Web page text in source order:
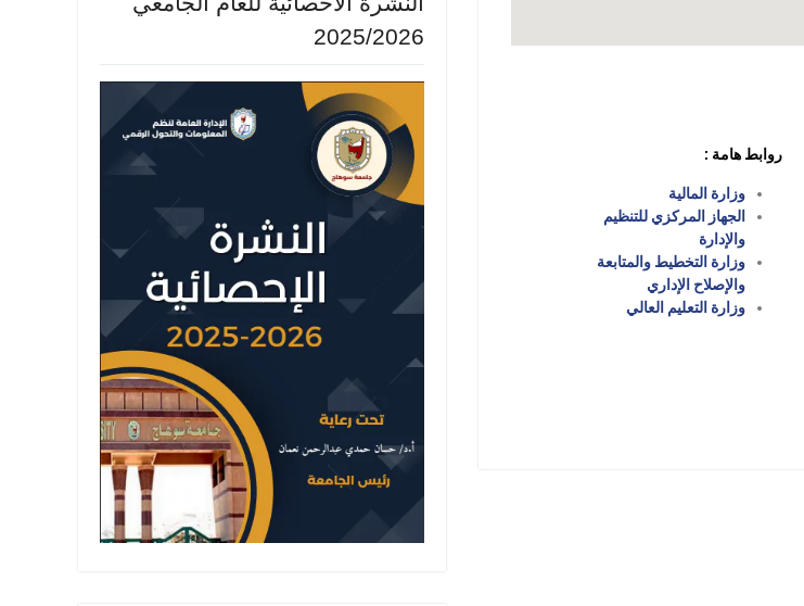
روابط هامة :
وزارة المالية
الجهاز المركزي للتنظيم
والإدارة
وزارة التخطيط والمتابعة
والإصلاح الإداري
وزارة التعليم العالي
2025/2026